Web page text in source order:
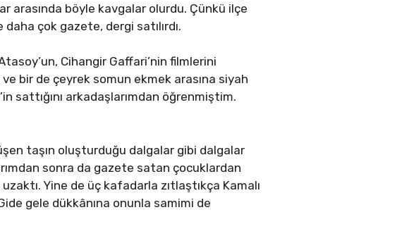
arasında böyle kavgalar olurdu. Çünkü ilçe
çok gazete, dergi satılırdı.
Cihangir Gaffari’nin filmlerini
ve bir de çeyrek somun ekmek arasına siyah
sattığını arkadaşlarımdan öğrenmiştim.
taşın oluşturduğu dalgalar gibi dalgalar
sonra da gazete satan çocuklardan
Yine de üç kafadarla zıtlaştıkça Kamalı
gele dükkânına onunla samimi de